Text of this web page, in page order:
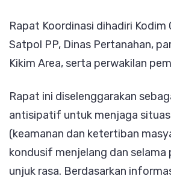
Rapat Koordinasi dihadiri
Satpol PP, Dinas Pertanahan,
Kikim Area, serta perwakilan
Rapat ini diselenggarakan
antisipatif untuk menjaga
(keamanan dan ketertiban
kondusif menjelang dan selama
unjuk rasa. Berdasarkan